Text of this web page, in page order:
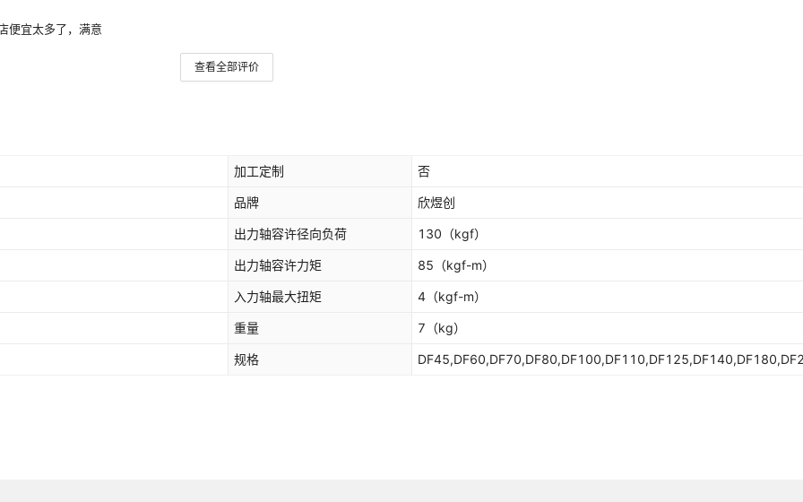
便宜太多了，满意
查看全部评价
加工定制 否
品牌 欣煜创
出力轴容许径向负荷 130 （kgf）
出力轴容许力矩 85 （kgf-m）
入力轴最大扭矩 4 （kgf-m）
重量 7 （kg）
规格